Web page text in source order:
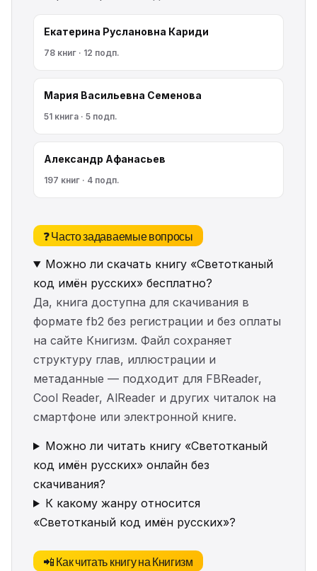
Екатерина Руслановна Кариди
78 книг · 12 подп.
Мария Васильевна Семенова
51 книга · 5 подп.
Александр Афанасьев
197 книг · 4 подп.
❓ Часто задаваемые вопросы
Можно ли скачать книгу «Светотканый
код имён русских» бесплатно?
Да, книга доступна для скачивания в
формате fb2 без регистрации и без оплаты
на сайте Книгизм. Файл сохраняет
структуру глав, иллюстрации и
метаданные — подходит для FBReader,
Cool Reader, AlReader и других читалок на
смартфоне или электронной книге.
Можно ли читать книгу «Светотканый
код имён русских» онлайн без
скачивания?
К какому жанру относится
«Светотканый код имён русских»?
📲 Как читать книгу на Книгизм